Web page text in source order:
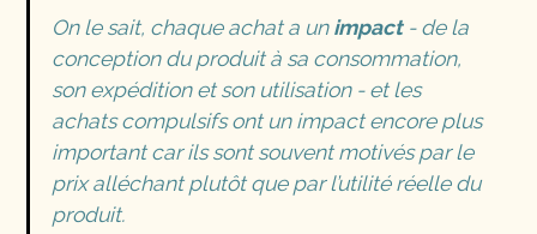
On le sait, chaque achat a un impact - de la
conception du produit à sa consommation,
son expédition et son utilisation - et les
achats compulsifs ont un impact encore plus
important car ils sont souvent motivés par le
prix alléchant plutôt que par l’utilité réelle du
produit.